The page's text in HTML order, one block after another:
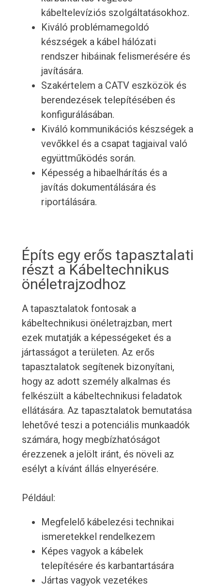
kábeltelevíziós szolgáltatásokhoz.
Kiváló problémamegoldó
készségek a kábel hálózati
rendszer hibáinak felismerésére és
javítására.
Szakértelem a CATV eszközök és
berendezések telepítésében és
konfigurálásában.
Kiváló kommunikációs készségek a
vevőkkel és a csapat tagjaival való
együttműködés során.
Képesség a hibaelhárítás és a
javítás dokumentálására és
riportálására.
Építs egy erős tapasztalati
részt a Kábeltechnikus
önéletrajzodhoz
A tapasztalatok fontosak a
kábeltechnikusi önéletrajzban, mert
ezek mutatják a képességeket és a
jártasságot a területen. Az erős
tapasztalatok segítenek bizonyítani,
hogy az adott személy alkalmas és
felkészült a kábeltechnikusi feladatok
ellátására. Az tapasztalatok bemutatása
lehetővé teszi a potenciális munkaadók
számára, hogy megbízhatóságot
érezzenek a jelölt iránt, és növeli az
esélyt a kívánt állás elnyerésére.
Például:
Megfelelő kábelezési technikai
ismeretekkel rendelkezem
Képes vagyok a kábelek
telepítésére és karbantartására
Jártas vagyok vezetékes